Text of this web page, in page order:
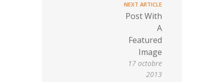
NEXT ARTICLE
Post With
A
Featured
Image
17 octobre
2013